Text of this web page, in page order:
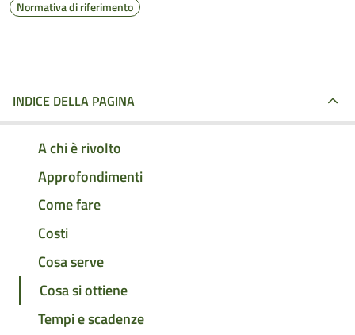
Normativa di riferimento
INDICE DELLA PAGINA
A chi è rivolto
Approfondimenti
Come fare
Costi
Cosa serve
Cosa si ottiene
Tempi e scadenze